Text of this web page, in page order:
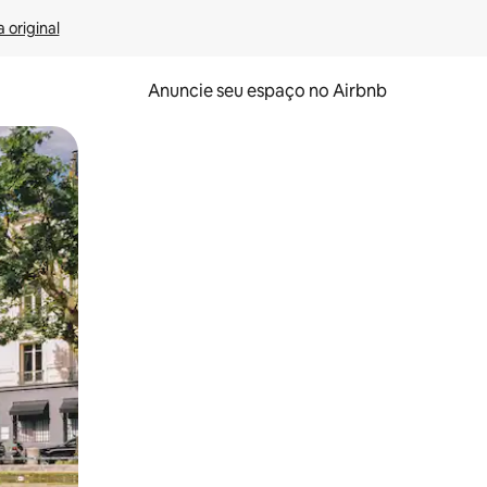
original
Anuncie seu espaço no Airbnb
o dedo na tela.